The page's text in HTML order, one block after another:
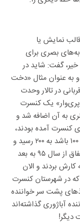
نمایش یا
بصری برای
خیر، گفت: شاید در
به عنوان مثال «دخت
با علیرضا قربانی در تالار وحدت
یک کنسرت
به آن اضافه شد و
کنسرت آمده بودند،
ایجاد کرد و آنها اگر قرار بود عدد لذت‌شان روی ۱۰۰ باشد به ۲۰۰ رسید و
به خاطر همین هم آنقدر استقبال کردند. این اتفاق از سال ۹۵ به بعد
بردند و الان
در شهرستان کنسرت
پشت سر خواننده
آباژوری گذاشته‌اند
دیگر!